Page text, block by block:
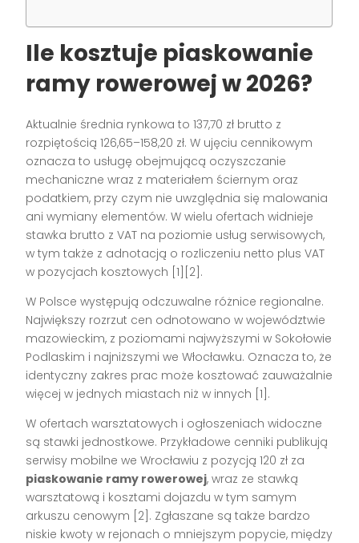
Ile kosztuje piaskowanie
ramy rowerowej w 2026?
Aktualnie średnia rynkowa to 137,70 zł brutto z
rozpiętością 126,65–158,20 zł. W ujęciu cennikowym
oznacza to usługę obejmującą oczyszczanie
mechaniczne wraz z materiałem ściernym oraz
podatkiem, przy czym nie uwzględnia się malowania
ani wymiany elementów. W wielu ofertach widnieje
stawka brutto z VAT na poziomie usług serwisowych,
w tym także z adnotacją o rozliczeniu netto plus VAT
w pozycjach kosztowych [1][2].
W Polsce występują odczuwalne różnice regionalne.
Największy rozrzut cen odnotowano w województwie
mazowieckim, z poziomami najwyższymi w Sokołowie
Podlaskim i najniższymi we Włocławku. Oznacza to, że
identyczny zakres prac może kosztować zauważalnie
więcej w jednych miastach niż w innych [1].
W ofertach warsztatowych i ogłoszeniach widoczne
są stawki jednostkowe. Przykładowe cenniki publikują
serwisy mobilne we Wrocławiu z pozycją 120 zł za
piaskowanie ramy rowerowej, wraz ze stawką
warsztatową i kosztami dojazdu w tym samym
arkuszu cenowym [2]. Zgłaszane są także bardzo
niskie kwoty w rejonach o mniejszym popycie, między